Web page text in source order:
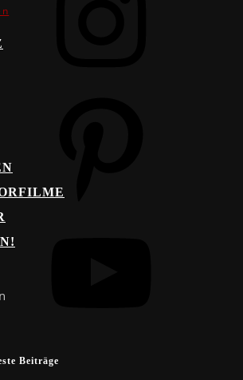
Beiträge